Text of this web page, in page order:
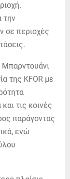
την
σε περιοχές
της KFOR με
τις κοινές
παράγοντας
ενώ